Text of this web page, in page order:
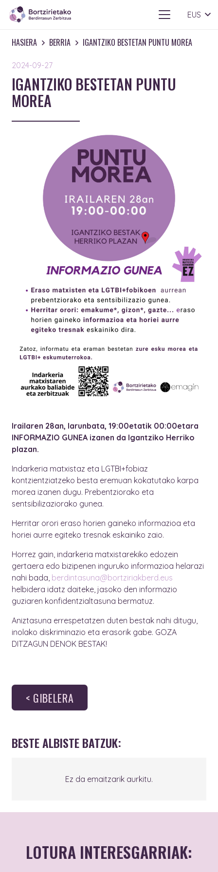
EUS
HASIERA BERRIA IGANTZIKO BESTETAN PUNTU MOREA
2024-09-27
IGANTZIKO BESTETAN PUNTU
MOREA
Irailaren 28an, larunbata, 19:00etatik 00:00etara
INFORMAZIO GUNEA izanen da Igantziko Herriko
plazan.
Indarkeria matxistaz eta LGTBI+fobiaz
kontzientziatzeko besta eremuan kokatutako karpa
morea izanen dugu. Prebentziorako eta
sentsibilizaziorako gunea.
Herritar orori eraso horien gaineko informazioa eta
horiei aurre egiteko tresnak eskainiko zaio.
Horrez gain, indarkeria matxistarekiko edozein
gertaera edo bizipenen inguruko informazioa helarazi
nahi bada, berdintasuna@bortziriakberd.eus
helbidera idatz daiteke, jasoko den informazio
guziaren konfidentzialtasuna bermatuz.
Aniztasuna errespetatzen duten bestak nahi ditugu,
inolako diskriminazio eta erasorik gabe. GOZA
DITZAGUN DENOK BESTAK!
< GIBELERA
BESTE ALBISTE BATZUK:
Ez da emaitzarik aurkitu.
LOTURA INTERESGARRIAK: